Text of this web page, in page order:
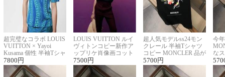
超完璧なコラボ LOUIS
VUITTON × Yayoi
Kusama 個性 半袖Tシャ
ツコピー男女兼用
7800 円
LOUIS VUITTON ルイ
ヴィトンコピー新作ア
ップリケ肖像画コット
ンニット半袖Tシャツ
7500 円
超人気モデルss24モン
クレール 半袖Tシャツ
コピー MONCLER 品が
良く見た目
5700 円
今
な
ル